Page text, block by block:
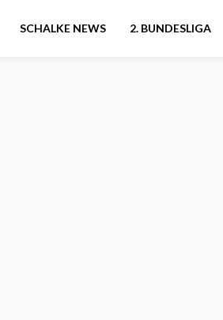
SCHALKE NEWS 2. BUNDESLIGA